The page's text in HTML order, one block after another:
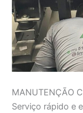
MANUTENÇÃO
Serviço rápido e